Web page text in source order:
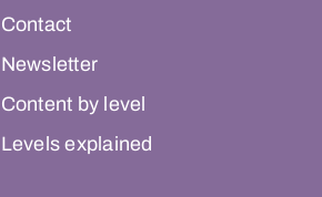
Contact
Newsletter
Content by level
Levels explained